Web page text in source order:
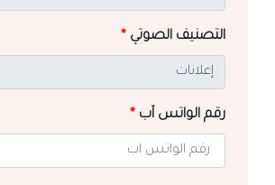
التصنيف الصوتي *
رقم الواتس آب *